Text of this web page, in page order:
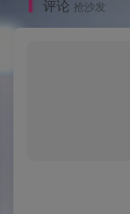
评论 抢沙发